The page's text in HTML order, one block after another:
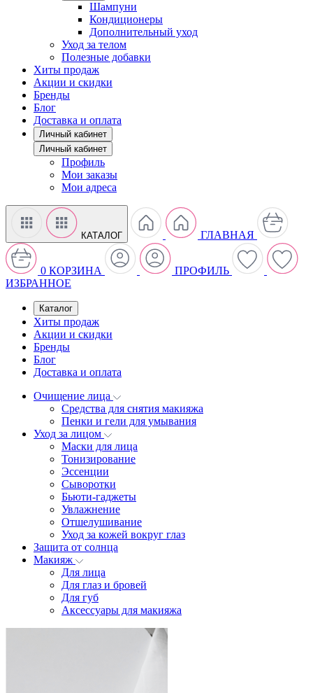
Шампуни
Кондиционеры
Дополнительный уход
Уход за телом
Полезные добавки
Хиты продаж
Акции и скидки
Бренды
Блог
Доставка и оплата
Личный кабинет
Личный кабинет
Профиль
Мои заказы
Мои адреса
КАТАЛОГ ГЛАВНАЯ
0 КОРЗИНА
ПРОФИЛЬ
ИЗБРАННОЕ
Каталог
Хиты продаж
Акции и скидки
Бренды
Блог
Доставка и оплата
Очищение лица
Средства для снятия макияжа
Пенки и гели для умывания
Уход за лицом
Маски для лица
Тонизирование
Эссенции
Сыворотки
Бьюти-гаджеты
Увлажнение
Отшелушивание
Уход за кожей вокруг глаз
Защита от солнца
Макияж
Для лица
Для глаз и бровей
Для губ
Аксессуары для макияжа